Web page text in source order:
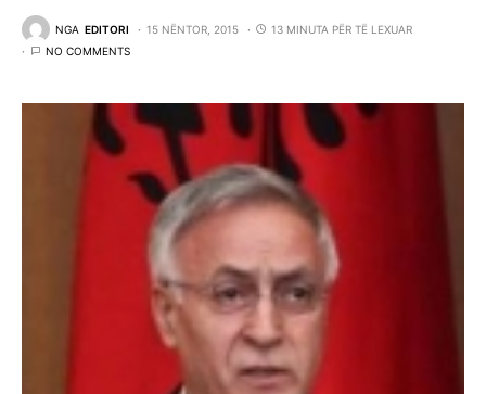
NGA EDITORI 15 NËNTOR, 2015
13 MINUTA PËR TË LEXUAR
NO COMMENTS